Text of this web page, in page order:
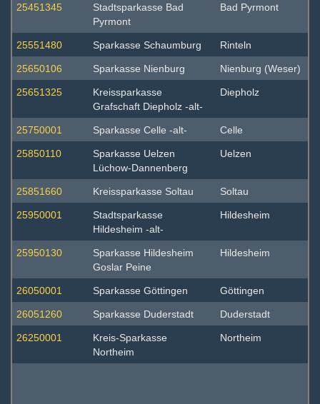
25451345
Stadtsparkasse Bad
Pyrmont
Bad Pyrmont
25551480 Sparkasse Schaumburg Rinteln
25650106 Sparkasse Nienburg Nienburg (Weser)
25651325
Kreissparkasse
Grafschaft Diepholz -alt-
Diepholz
25750001 Sparkasse Celle -alt- Celle
25850110
Sparkasse Uelzen
Lüchow-Dannenberg
Uelzen
25851660 Kreissparkasse Soltau Soltau
25950001
Stadtsparkasse
Hildesheim -alt-
Hildesheim
25950130
Sparkasse Hildesheim
Goslar Peine
Hildesheim
26050001 Sparkasse Göttingen Göttingen
26051260 Sparkasse Duderstadt Duderstadt
26250001
Kreis-Sparkasse
Northeim
Northeim